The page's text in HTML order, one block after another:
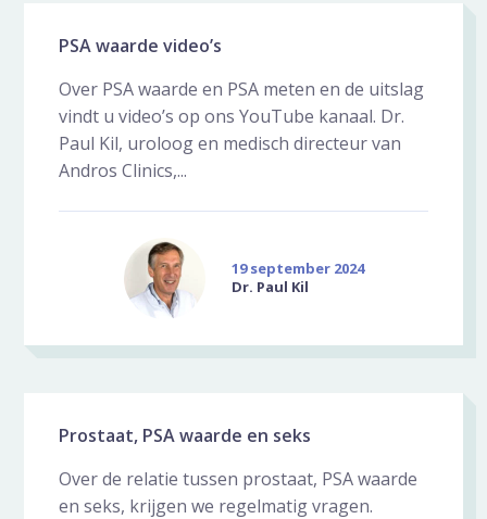
PSA waarde video’s
Over PSA waarde en PSA meten en de uitslag
vindt u video’s op ons YouTube kanaal. Dr.
Paul Kil, uroloog en medisch directeur van
Andros Clinics,...
19 september 2024
Dr. Paul Kil
Prostaat, PSA waarde en seks
Over de relatie tussen prostaat, PSA waarde
en seks, krijgen we regelmatig vragen.